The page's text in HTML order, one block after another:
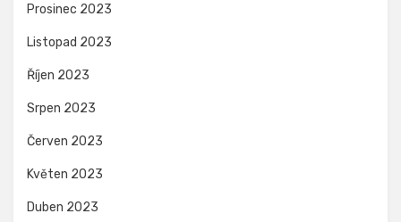
Prosinec 2023
Listopad 2023
Říjen 2023
Srpen 2023
Červen 2023
Květen 2023
Duben 2023